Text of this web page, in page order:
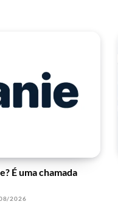
É uma chamada
2026